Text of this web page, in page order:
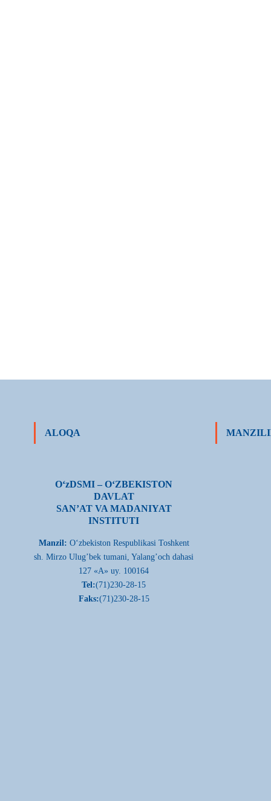
ALOQA
О‘zDSMI – О‘ZBEKISTON
DAVLAT
SAN’AT VA MADANIYAT
INSTITUTI
Manzil: О‘zbekiston Respublikasi Toshkent
sh. Mirzo Ulug’bek tumani, Yalang’och dahasi
127 «A» uy. 100164
Tel:(71)230-28-15
Faks:(71)230-28-15